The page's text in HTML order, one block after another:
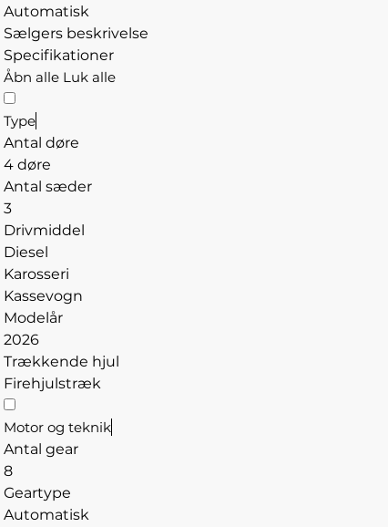
Automatisk
Sælgers beskrivelse
Specifikationer
Åbn alle Luk alle
Type
Antal døre
4 døre
Antal sæder
3
Drivmiddel
Diesel
Karosseri
Kassevogn
Modelår
2026
Trækkende hjul
Firehjulstræk
Motor og teknik
Antal gear
8
Geartype
Automatisk